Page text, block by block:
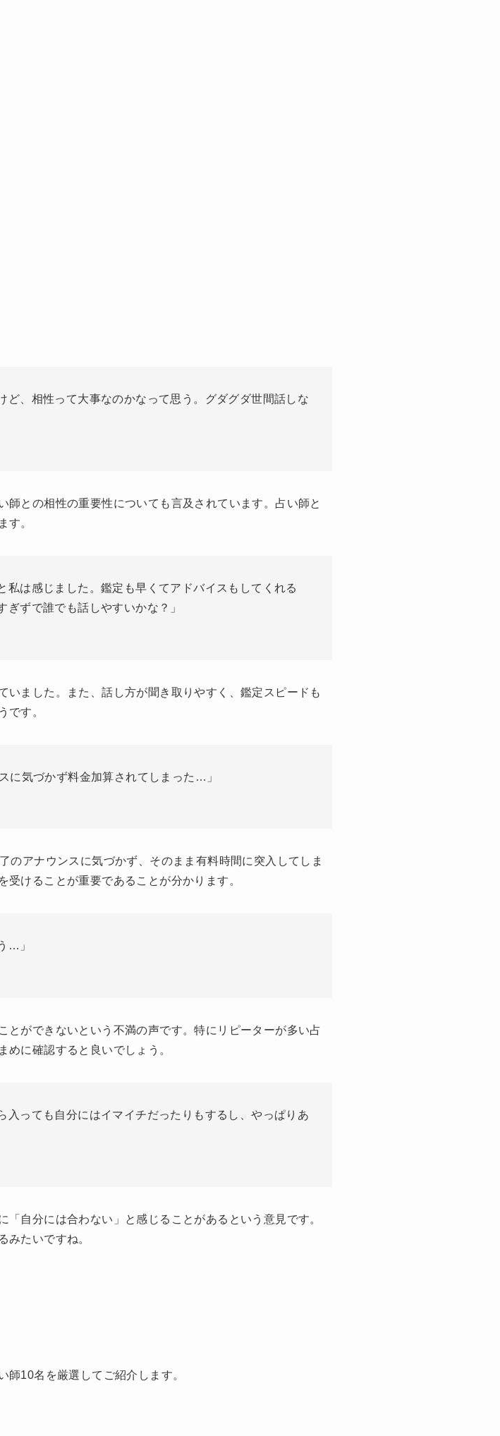
ど、相性って大事なのかなって思う。グダグダ世間話しな
との相性の重要性についても言及されています。占い師と
す。
私は感じました。鑑定も早くてアドバイスもしてくれる
ずで誰でも話しやすいかな？」
ました。また、話し方が聞き取りやすく、鑑定スピードも
です。
に気づかず料金加算されてしまった…」
のアナウンスに気づかず、そのまま有料時間に突入してしま
けることが重要であることが分かります。
…」
とができないという不満の声です。特にリピーターが多い占
に確認すると良いでしょう。
入っても自分にはイマイチだったりもするし、やっぱりあ
自分には合わない」と感じることがあるという意見です。
みたいですね。
師10名を厳選してご紹介します。